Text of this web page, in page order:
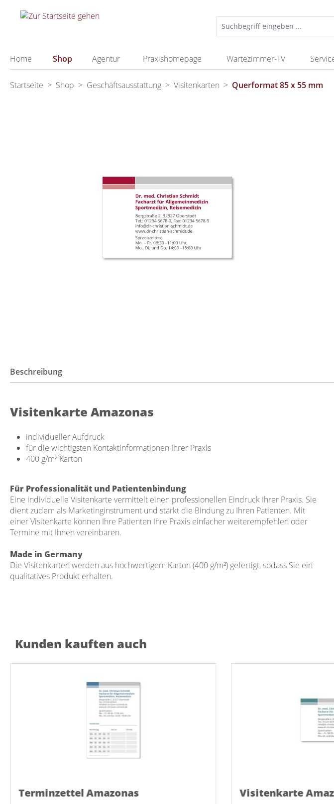
Zur Hauptnavigation springen
Home Shop Agentur Praxishomepage Wartezimmer-TV
Startseite > Shop > Geschäftsausstattung > Visitenkarten > Querformat 85 x 55 mm
Beschreibung
Visitenkarte Amazonas
individueller Aufdruck
für die wichtigsten Kontaktinformationen Ihrer Praxis
400 g/m² Karton
Für Professionalität und Patientenbindung
Eine individuelle Visitenkarte vermittelt einen professionellen Eindruck Ihrer Praxis. Sie
dient zudem als Marketinginstrument und stärkt die Bindung zu Ihren Patienten. Mit
einer Visitenkarte können Ihre Patienten Ihre Praxis einfacher weiterempfehlen oder
Termine mit Ihnen vereinbaren.
Made in Germany
Die Visitenkarten werden aus hochwertigem Karton (400 g/m²) gefertigt, sodass Sie ein
qualitatives Produkt erhalten.
Kunden kauften auch
Terminzettel Amazonas Visitenkarte